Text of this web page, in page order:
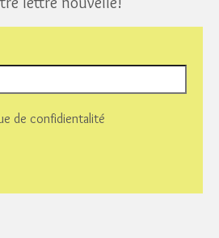
de confidientalité